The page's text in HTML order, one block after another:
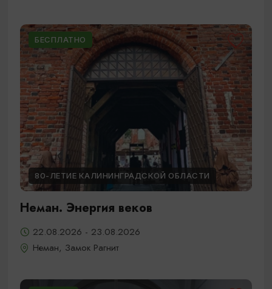
БЕСПЛАТНО
80-ЛЕТИЕ КАЛИНИНГРАДСКОЙ ОБЛАСТИ
Неман. Энергия веков
22.08.2026 - 23.08.2026
Неман, Замок Рагнит